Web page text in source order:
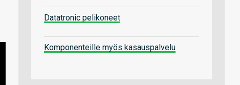
Datatronic pelikoneet
Komponenteille myös kasauspalvelu